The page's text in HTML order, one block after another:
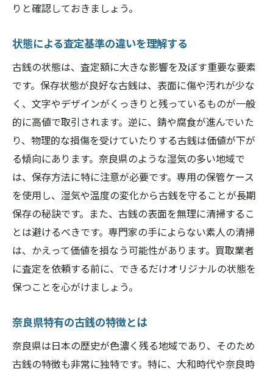
初めての方でも安心のサポート体制
希少価値を見極める奈良県の古銭買取業者の極
市場の動向を捉えた価値評価
奈良県での人気古銭の傾向
希少価値が高い古銭の特徴
具体的な価値向上の方法
プロが教える希少価値の見方
誤解しがちな希少価値の真実
古銭買取のプロが語る奈良県での査定ポイント
プロが重視する査定の観点
奈良県での具体的な査定事例
査定に影響を与える要因とは
プロが教える価値向上の秘訣
専門家の経験から得られる教訓
古銭査定の疑問を解決！奈良県の買取プロに聞
く
りと確認しておきましょう。
状態による査定基準の違いを理解する
古銭の状態は、査定額に大きな影響を及ぼす重要な要素
です。保存状態が良好な古銭は、表面に傷や汚れが少な
く、文字やデザインがくっきりと残っているものが一般
的に高値で取引されます。逆に、錆や腐食が進んでいた
り、物理的な損傷を受けていたりする古銭は価値が下が
る傾向にあります。奈良県のような湿気の多い地域で
は、保存方法に特に注意が必要です。専用の保管ケース
を使用し、湿気や温度の変化から古銭を守ることが長期
保存の秘訣です。また、古銭の表面を無理に清掃するこ
とは避けるべきです。専門家の手によらない素人の清掃
は、かえって価値を損なう可能性があります。買取業者
に査定を依頼する前に、できるだけオリジナルの状態を
保つことを心がけましょう。
奈良県特有の古銭の特徴とは
奈良県は日本の歴史が色濃く残る地域であり、そのため
古銭の特徴も非常に独特です。特に、大和時代や奈良時